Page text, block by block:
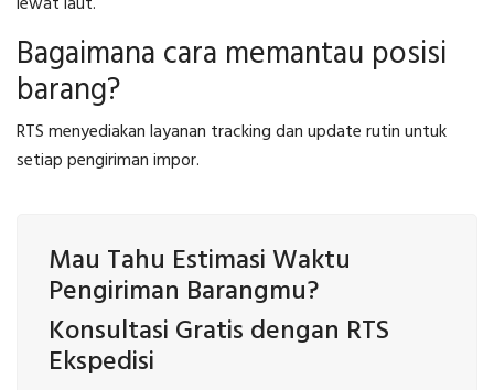
Bagaimana cara memantau posisi
barang?
RTS menyediakan layanan tracking dan update rutin untuk
setiap pengiriman impor.
Mau Tahu Estimasi Waktu
Pengiriman Barangmu?
Konsultasi Gratis dengan RTS
Ekspedisi